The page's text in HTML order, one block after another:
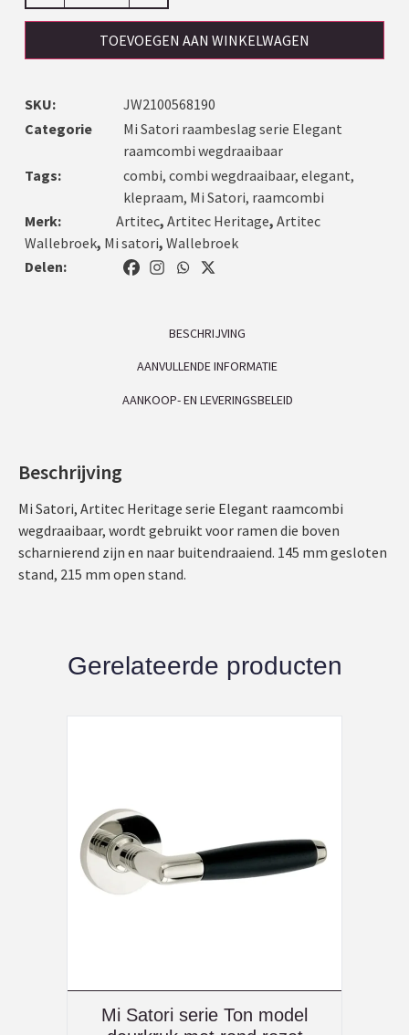
TOEVOEGEN AAN WINKELWAGEN
SKU:
JW2100568190
Categorie
Mi Satori raambeslag serie Elegant
raamcombi wegdraaibaar
Tags:
combi, combi wegdraaibaar, elegant,
klepraam, Mi Satori, raamcombi
Merk:
Artitec, Artitec Heritage, Artitec
Wallebroek, Mi satori, Wallebroek
Delen:
BESCHRIJVING
AANVULLENDE INFORMATIE
AANKOOP- EN LEVERINGSBELEID
Beschrijving
Mi Satori, Artitec Heritage serie Elegant raamcombi
wegdraaibaar, wordt gebruikt voor ramen die boven
scharnierend zijn en naar buitendraaiend. 145 mm gesloten
stand, 215 mm open stand.
Gerelateerde producten
Mi Satori serie Ton model